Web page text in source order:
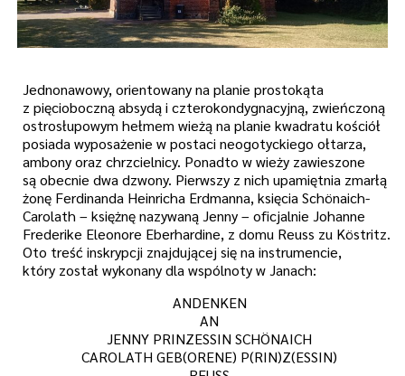
Jednonawowy, orientowany na planie prostokąta
z pięcioboczną absydą i czterokondygnacyjną, zwieńczoną
ostrosłupowym hełmem wieżą na planie kwadratu kościół
posiada wyposażenie w postaci neogotyckiego ołtarza,
ambony oraz chrzcielnicy. Ponadto w wieży zawieszone
są obecnie dwa dzwony. Pierwszy z nich upamiętnia zmarłą
żonę Ferdinanda Heinricha Erdmanna, księcia Schönaich-
Carolath – księżnę nazywaną Jenny – oficjalnie Johanne
Frederike Eleonore Eberhardine, z domu Reuss zu Köstritz.
Oto treść inskrypcji znajdującej się na instrumencie,
który został wykonany dla wspólnoty w Janach:
ANDENKEN
AN
JENNY PRINZESSIN SCHÖNAICH
CAROLATH GEB(ORENE) P(RIN)Z(ESSIN)